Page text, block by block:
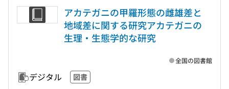
アカテガニの甲羅形態の雌雄差と
地域差に関する研究アカテガニの
生理・生態学的な研究
デジタル 図書
全国の図書館